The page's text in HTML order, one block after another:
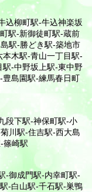
込柳町駅-牛込神楽坂
駅-新御徒町駅-蔵前
駅-勝どき駅-築地市
木駅-青山一丁目駅-
-中野坂上駅-東中野
島園駅-練馬春日町
段下駅-神保町駅-小
川駅-住吉駅-西大島
篠崎駅
-御成門駅-内幸町駅-
-白山駅-千石駅-巣鴨